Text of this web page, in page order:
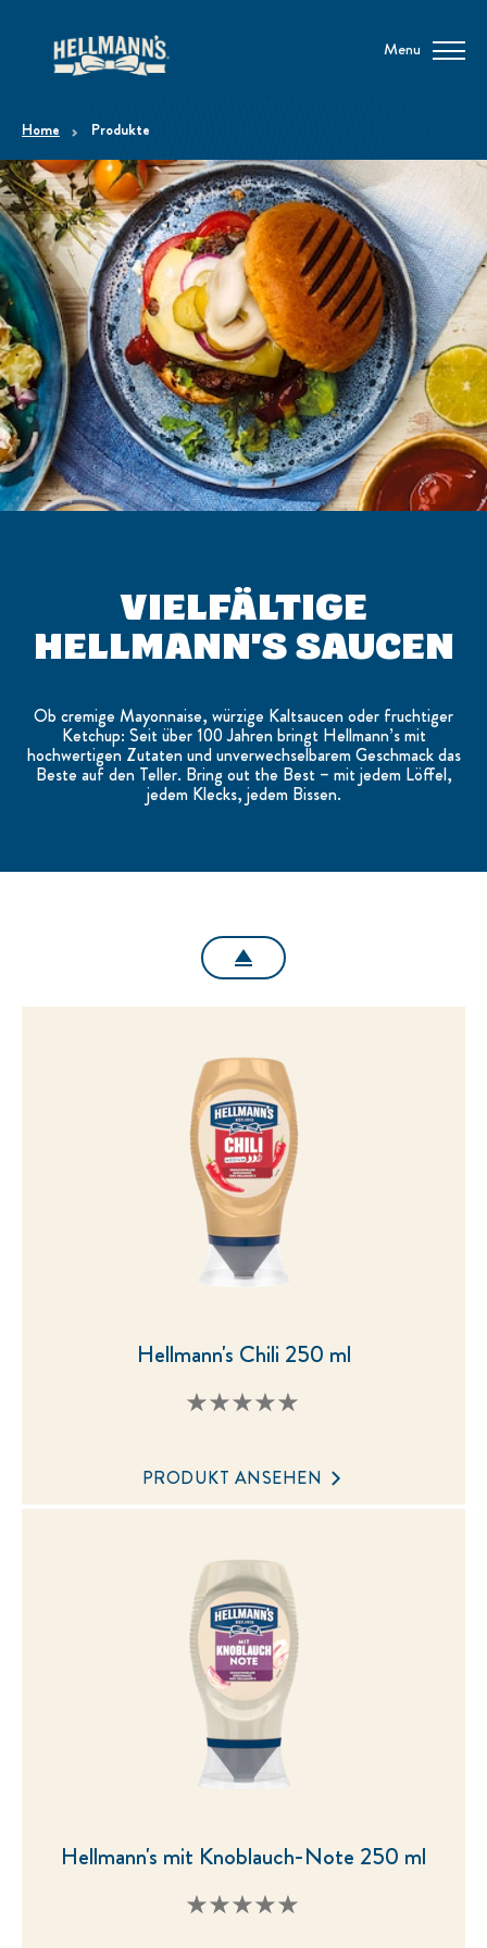
Menu
home Produkte
VIELFÄLTIGE
HELLMANN'S SAUCEN
Ob cremige Mayonnaise, würzige Kaltsaucen oder fruchtiger
Ketchup: Seit über 100 Jahren bringt Hellmann’s mit
hochwertigen Zutaten und unverwechselbarem Geschmack das
Beste auf den Teller. Bring out the Best – mit jedem Löffel,
jedem Klecks, jedem Bissen.
Hellmann's Chili 250 ml
Keine
product
PRODUKT ANSEHEN
Hellmann's mit Knoblauch-Note 250 ml
Keine